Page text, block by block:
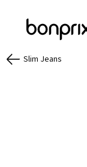
Slim Jeans